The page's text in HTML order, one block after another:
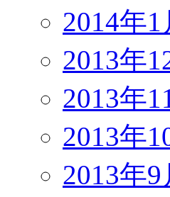
2014年1
2013年
2013年
2013年
2013年9